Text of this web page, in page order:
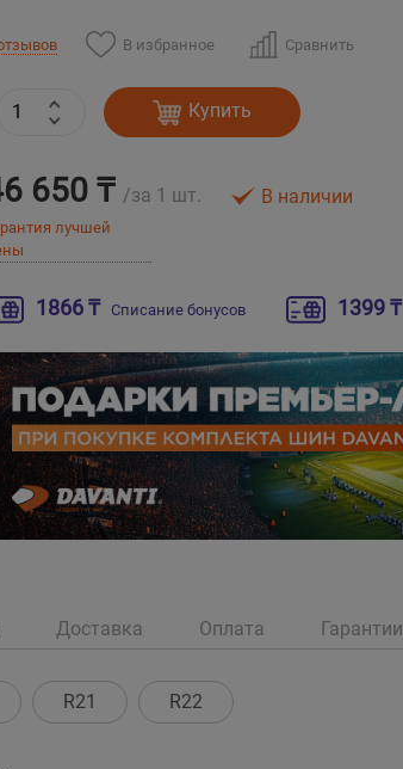
В избранное Сравнить
Купить
650 ₸ /за 1 шт.
лучшей
В наличии
1866 ₸ Списание бонусов 1399 ₸
Доставка Оплата Гарантии
R21 R22